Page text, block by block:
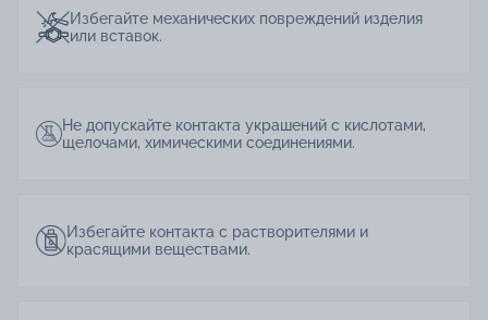
Избегайте механических повреждений изделия
или вставок.
Не допускайте контакта украшений с кислотами,
щелочами, химическими соединениями.
Избегайте контакта с растворителями и
красящими веществами.